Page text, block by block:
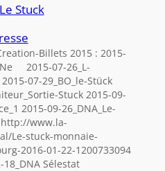
Stuck
Billets 2015 : 2015-
Ne 2015-07-26_L-
07-29_BO_le-Stück
Stuck 2015-09-
2015-09-26_DNA_Le-
http://www.la-
Le-stuck-monnaie-
2016-01-22-1200733094
18_DNA Sélestat